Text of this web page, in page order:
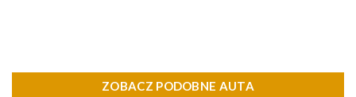
ZOBACZ PODOBNE AUTA